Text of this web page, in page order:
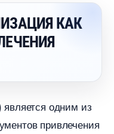
КАК
одним из
привлечения